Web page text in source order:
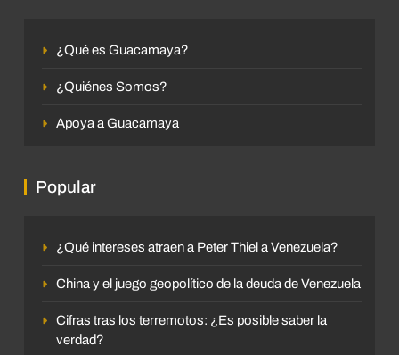
¿Qué es Guacamaya?
¿Quiénes Somos?
Apoya a Guacamaya
Popular
¿Qué intereses atraen a Peter Thiel a Venezuela?
China y el juego geopolítico de la deuda de Venezuela
Cifras tras los terremotos: ¿Es posible saber la
verdad?